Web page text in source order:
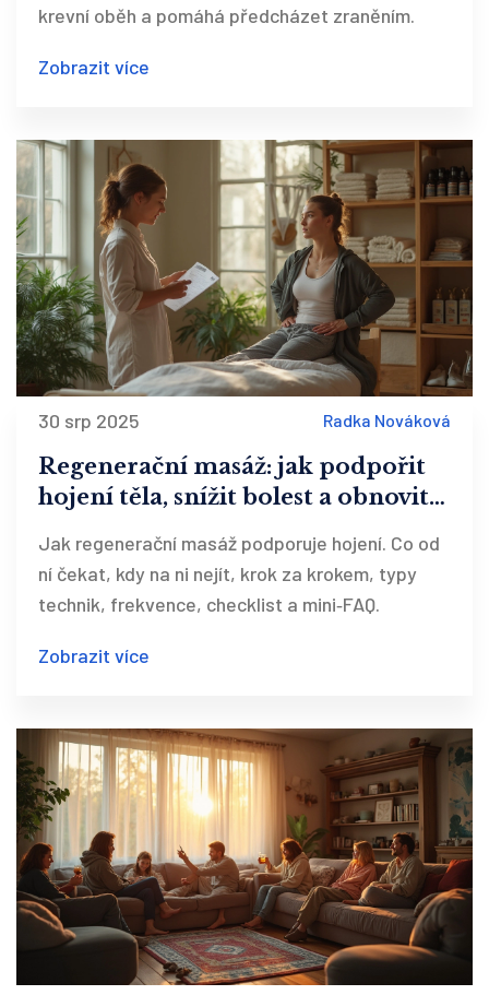
krevní oběh a pomáhá předcházet zraněním.
Zobrazit více
30 srp 2025 Radka Nováková
Regenerační masáž: jak podpořit
hojení těla, snížit bolest a obnovit
Jak regenerační masáž podporuje hojení. Co od
ní čekat, kdy na ni nejít, krok za krokem, typy
technik, frekvence, checklist a mini‑FAQ.
Zobrazit více